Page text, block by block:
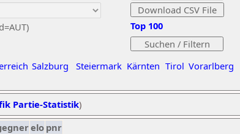
Salzburg Steiermark Kärnten Tirol Vorarlberg
Top 100
Partie-Statistik)
elo pnr